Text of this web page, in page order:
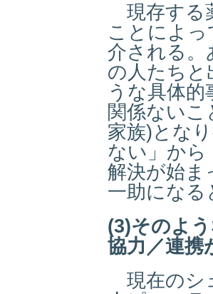
現存する
ことによ
介される
の人たち
うな具体
関係ない
家族)とな
ない」から
解決が始ま
一助になる
(3)そのよ
協力／連携
現在のシ